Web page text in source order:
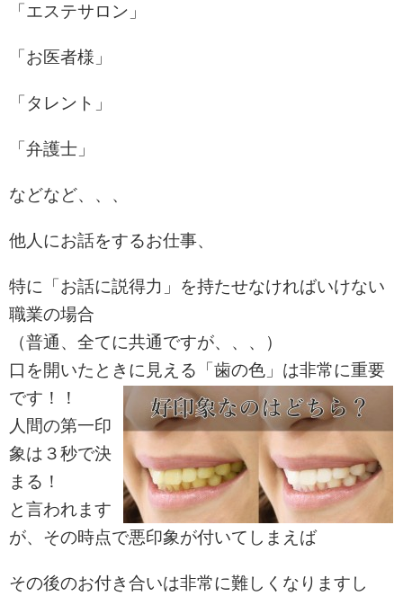
「エステサロン」
「お医者様」
「タレント」
「弁護士」
などなど、、、
他人にお話をするお仕事、
特に「お話に説得力」を持たせなければいけない
職業の場合
（普通、全てに共通ですが、、、）
口を開いたときに見える「歯の色」は非常に重要
です！！
人間の第一印
象は３秒で決
まる！
と言われます
が、その時点で悪印象が付いてしまえば
その後のお付き合いは非常に難しくなりますし